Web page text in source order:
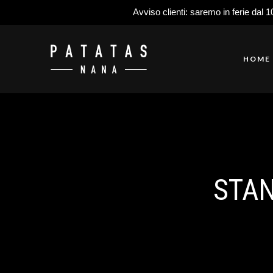
Avviso clienti: saremo in ferie dal
HOME